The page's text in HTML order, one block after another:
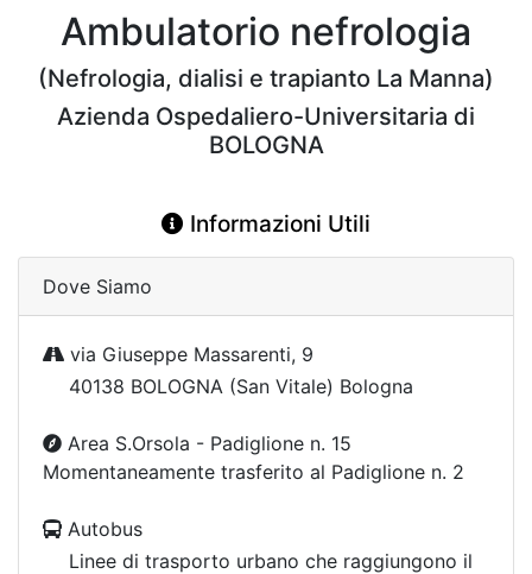
Ambulatorio nefrologia
(Nefrologia, dialisi e trapianto La Manna)
Azienda Ospedaliero-Universitaria di
BOLOGNA
Informazioni Utili
Dove Siamo
via Giuseppe Massarenti, 9
40138 BOLOGNA (San Vitale) Bologna
Area S.Orsola - Padiglione n. 15
Momentaneamente trasferito al Padiglione n. 2
Autobus
Linee di trasporto urbano che raggiungono il